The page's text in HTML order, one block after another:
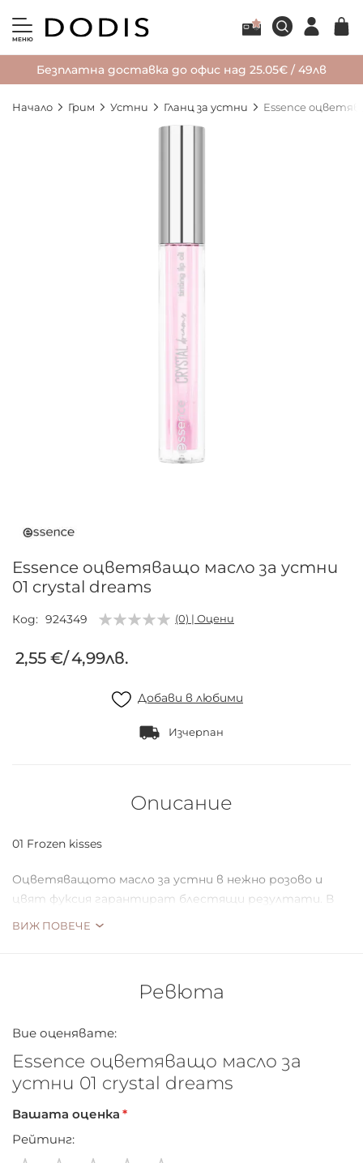
МЕНЮ
Безплатна доставка до офис над 25.05€ / 49лв
Начало Грим Устни Гланц за устни Essence
на
със
снимки
Essence оцветяващо масло за устни
01 crystal dreams
Код 924349 (0) | Оцени
2,55 €/4,99лв.
Добави в любими
Изчерпан
Описание
01 Frozen kisses
Оцветяващото масло за устни в нежно розово и
цвят фуксия гарантират блестящи резултати. В
ВИЖ ПОВЕЧЕ
Ревюта
Вие оценявате:
Essence оцветяващо масло за
устни 01 crystal dreams
Вашата оценка
Рейтинг: